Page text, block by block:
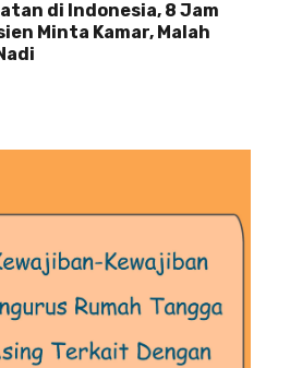
di Indonesia, 8 Jam
Minta Kamar, Malah